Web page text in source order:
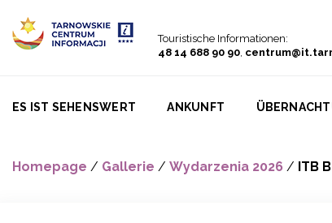
Touristische Informationen:
48 14 688 90 90,
ES IST SEHENSWERT ANKUNFT
Homepage / Gallerie / Wydarzenia 2026 / ITB